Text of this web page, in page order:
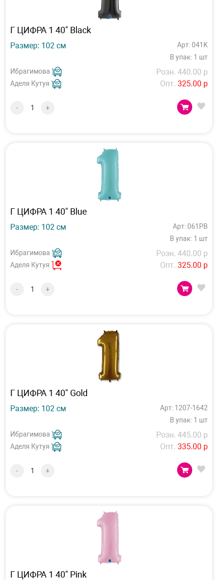
Г ЦИФРА 1 40" Black
Размер: 102 см
Арт: 041K
В упак: 1 шт
Ибрагимова
Аделя Кутуя
Розн. 440.00 р
Опт. 325.00 р
- +
Г ЦИФРА 1 40" Blue
Размер: 102 см
Арт: 061PB
В упак: 1 шт
Ибрагимова
Аделя Кутуя
Розн. 440.00 р
Опт. 325.00 р
- +
Г ЦИФРА 1 40" Gold
Размер: 102 см
Арт: 1207-1642
В упак: 1 шт
Ибрагимова
Аделя Кутуя
Розн. 445.00 р
Опт. 335.00 р
- +
Г ЦИФРА 1 40" Pink